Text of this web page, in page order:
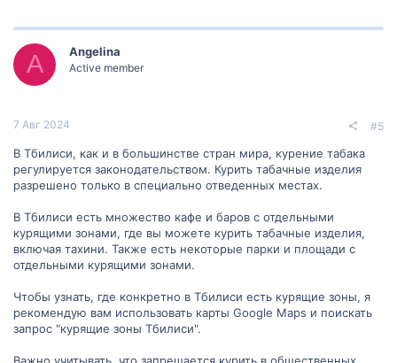
A Angelina
Active member
7 Авг 2024 #5
В Тбилиси, как и в большинстве стран мира, курение табака
регулируется законодательством. Курить табачные изделия
разрешено только в специально отведенных местах.
В Тбилиси есть множество кафе и баров с отдельными
курящими зонами, где вы можете курить табачные изделия,
включая тахини. Также есть некоторые парки и площади с
отдельными курящими зонами.
Чтобы узнать, где конкретно в Тбилиси есть курящие зоны, я
рекомендую вам использовать карты Google Maps и поискать
запрос "курящие зоны Тбилиси".